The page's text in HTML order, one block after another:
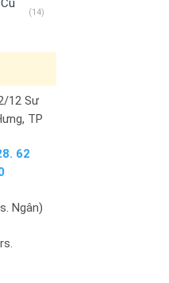
(14)
12 Sư
TP
62
Ngân)